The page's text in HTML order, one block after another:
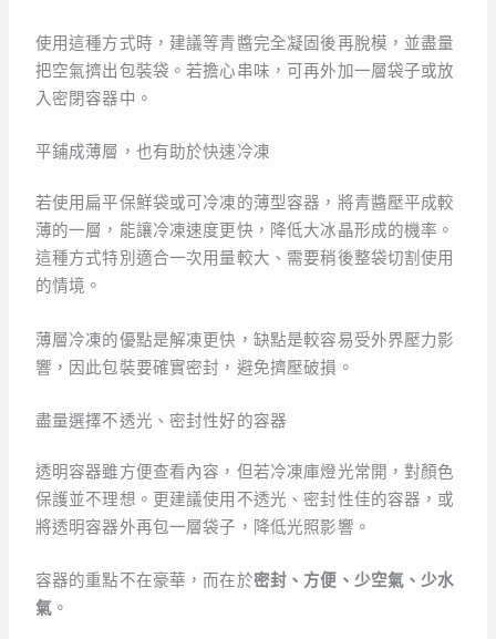
使用這種方式時，建議等青醬完全凝固後再脫模，並盡量
把空氣擠出包裝袋。若擔心串味，可再外加一層袋子或放
入密閉容器中。
平鋪成薄層，也有助於快速冷凍
若使用扁平保鮮袋或可冷凍的薄型容器，將青醬壓平成較
薄的一層，能讓冷凍速度更快，降低大冰晶形成的機率。
這種方式特別適合一次用量較大、需要稍後整袋切割使用
的情境。
薄層冷凍的優點是解凍更快，缺點是較容易受外界壓力影
響，因此包裝要確實密封，避免擠壓破損。
盡量選擇不透光、密封性好的容器
透明容器雖方便查看內容，但若冷凍庫燈光常開，對顏色
保護並不理想。更建議使用不透光、密封性佳的容器，或
將透明容器外再包一層袋子，降低光照影響。
容器的重點不在豪華，而在於密封、方便、少空氣、少水
氣 。